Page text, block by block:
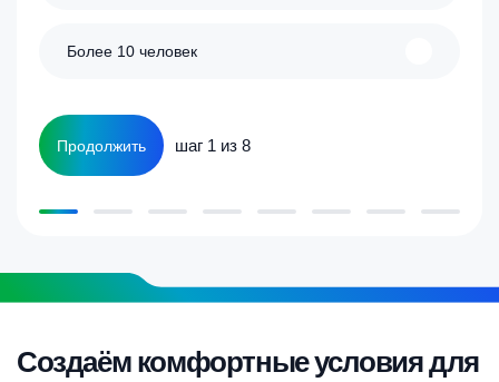
Более 10 человек
Продолжить шаг 1 из 8
Создаём комфортные условия для